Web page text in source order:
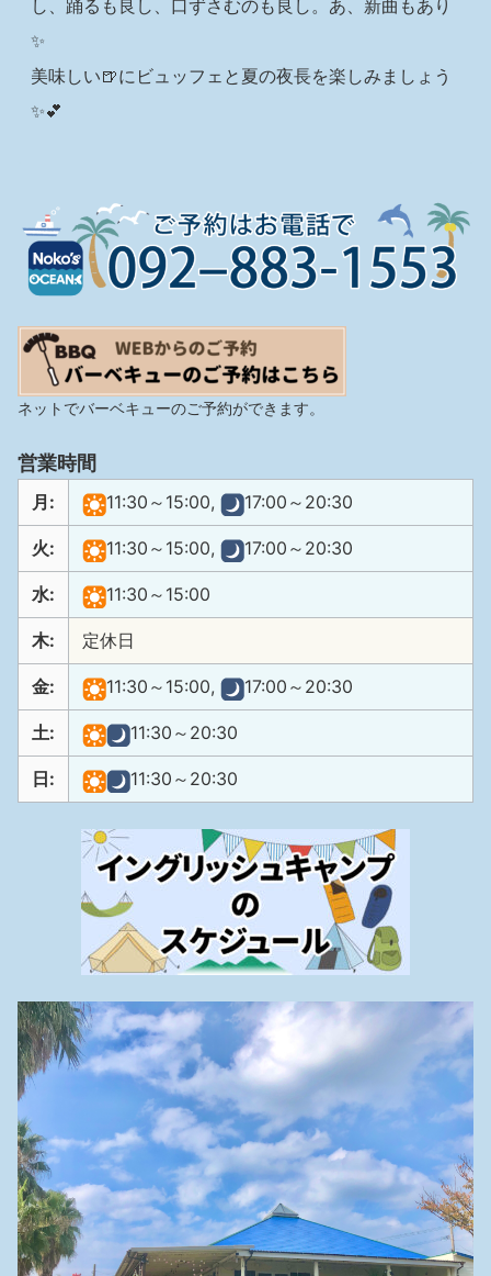
し、踊るも良し、口ずさむのも良し。あ、新曲もあり
✨
美味しい🍺にビュッフェと夏の夜長を楽しみましょう
✨💕
ネットでバーベキューのご予約ができます。
営業時間
月: 11:30～15:00, 17:00～20:30
火: 11:30～15:00, 17:00～20:30
水: 11:30～15:00
木: 定休日
金: 11:30～15:00, 17:00～20:30
土: 11:30～20:30
日: 11:30～20:30